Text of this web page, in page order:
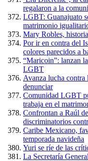
regalaron a la
LGBT: Guanajuato
matrimonio
Mary Robles,
Por ir en contra del
colores parecidos a
“Maricoin”: lanzan
LGBT
Avanza lucha contra
denunciar
Comunidad LGBT
trabaja en el
Confrontan a Raúl
discriminatorios
Caribe Mexicano,
temporada navideña
Yuri se ríe de las
La Secretaría